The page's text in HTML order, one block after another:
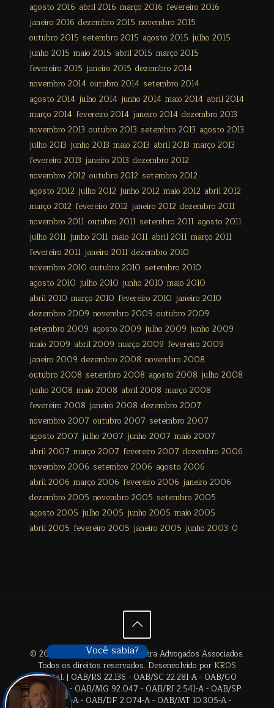
agosto 2016 abril 2016 março 2016 fevereiro 2016
janeiro 2016 dezembro 2015 novembro 2015
outubro 2015 setembro 2015 agosto 2015 julho 2015
junho 2015 maio 2015 abril 2015 março 2015
fevereiro 2015 janeiro 2015 dezembro 2014
novembro 2014 outubro 2014 setembro 2014
agosto 2014 julho 2014 junho 2014 maio 2014 abril 2014
março 2014 fevereiro 2014 janeiro 2014 dezembro 2013
novembro 2013 outubro 2013 setembro 2013 agosto 2013
julho 2013 junho 2013 maio 2013 abril 2013 março 2013
fevereiro 2013 janeiro 2013 dezembro 2012
novembro 2012 outubro 2012 setembro 2012
agosto 2012 julho 2012 junho 2012 maio 2012 abril 2012
março 2012 fevereiro 2012 janeiro 2012 dezembro 2011
novembro 2011 outubro 2011 setembro 2011 agosto 2011
julho 2011 junho 2011 maio 2011 abril 2011 março 2011
fevereiro 2011 janeiro 2011 dezembro 2010
novembro 2010 outubro 2010 setembro 2010
agosto 2010 julho 2010 junho 2010 maio 2010
abril 2010 março 2010 fevereiro 2010 janeiro 2010
dezembro 2009 novembro 2009 outubro 2009
setembro 2009 agosto 2009 julho 2009 junho 2009
maio 2009 abril 2009 março 2009 fevereiro 2009
janeiro 2009 dezembro 2008 novembro 2008
outubro 2008 setembro 2008 agosto 2008 julho 2008
junho 2008 maio 2008 abril 2008 março 2008
fevereiro 2008 janeiro 2008 dezembro 2007
novembro 2007 outubro 2007 setembro 2007
agosto 2007 julho 2007 junho 2007 maio 2007
abril 2007 março 2007 fevereiro 2007 dezembro 2006
novembro 2006 setembro 2006 agosto 2006
abril 2006 março 2006 fevereiro 2006 janeiro 2006
dezembro 2005 novembro 2005 setembro 2005
agosto 2005 julho 2005 junho 2005 maio 2005
abril 2005 fevereiro 2005 janeiro 2005 junho 2003 0
© 2024 Édison Freitas de Siqueira Advogados Associados.
Todos os direitos reservados. Desenvolvido por KROS
Digital. | OAB/RS 22.136 - OAB/SC 22.281-A - OAB/GO
28.659-A - OAB/MG 92.047 - OAB/RJ 2.541-A - OAB/SP
17.2838-A - OAB/DF 2.074-A - OAB/MT 10.305-A -
Você sabia?